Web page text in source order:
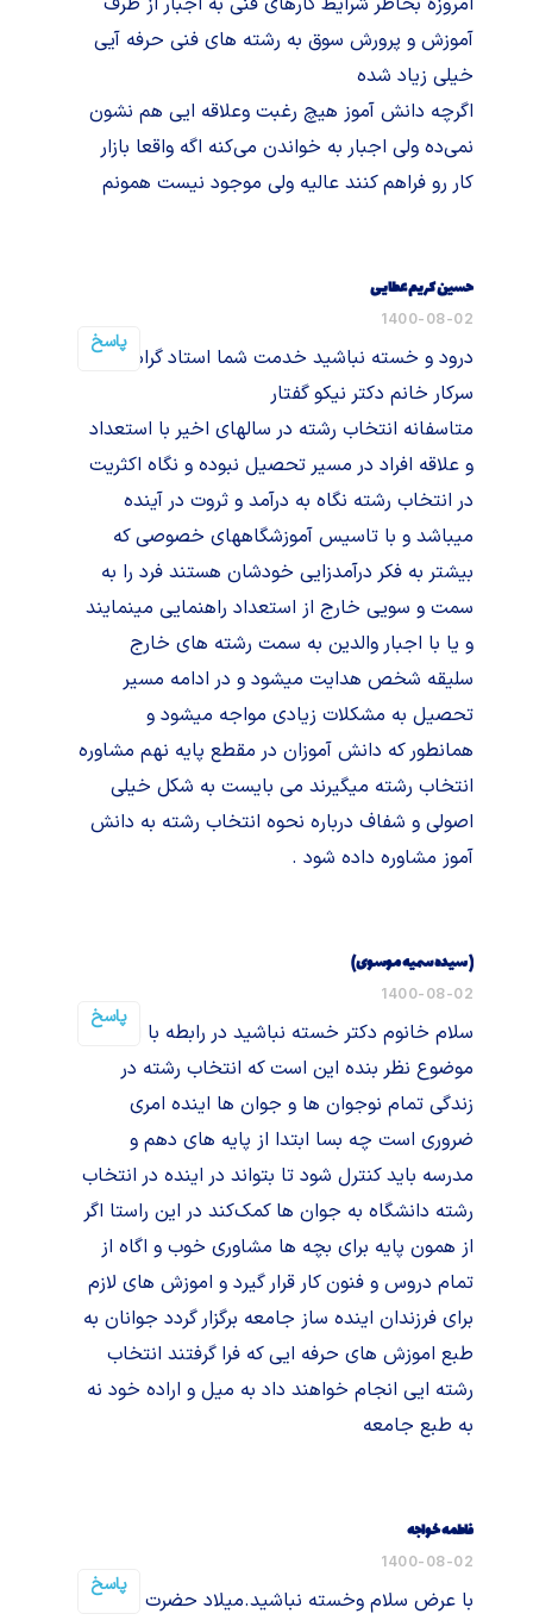
آموزش و پرورش سوق به رشته های فنی حرفه آیی
خیلی زیاد شده
اگرچه دانش آموز هیچ رغبت وعلاقه ایی هم نشون
نمی‌ده ولی اجبار به خواندن می‌کنه اگه واقعا بازار
کار رو فراهم کنند عالیه ولی موجود نیست همونم
حسین کریم عطایی
1400-08-02
پاسخ
درود و خسته نباشید خدمت شما استاد گرامی
سرکار خانم دکتر نیکو گفتار
متاسفانه انتخاب رشته در سالهای اخیر با استعداد
و علاقه افراد در مسیر تحصیل نبوده و نگاه اکثریت
در انتخاب رشته نگاه به درآمد و ثروت در آینده
میباشد و با تاسیس آموزشگاههای خصوصی که
بیشتر به فکر درآمدزایی خودشان هستند فرد را به
سمت و سویی خارج از استعداد راهنمایی مینمایند
و یا با اجبار والدین به سمت رشته های خارج
سلیقه شخص هدایت میشود و در ادامه مسیر
تحصیل به مشکلات زیادی مواجه میشود و
همانطور که دانش آموزان در مقطع پایه نهم مشاوره
انتخاب رشته میگیرند می بایست به شکل خیلی
اصولی و شفاف درباره نحوه انتخاب رشته به دانش
آموز مشاوره داده شود .
( سیده سمیه موسوی)
1400-08-02
پاسخ
سلام خانوم دکتر خسته نباشید در رابطه با این
موضوع نظر بنده این است که انتخاب رشته در
زندگی تمام نوجوان ها و جوان ها اینده امری
ضروری است چه بسا ابتدا از پایه های دهم و
مدرسه باید کنترل شود تا بتواند در اینده در انتخاب
رشته دانشگاه به جوان ها کمک‌کند در این راستا اگر
از همون پایه برای بچه ها مشاوری خوب و اگاه از
تمام دروس و فنون کار قرار گیرد و اموزش های لازم
برای فرزندان اینده ساز جامعه برگزار گردد جوانان به
طبع اموزش های حرفه ایی که فرا گرفتند انتخاب
رشته ایی انجام خواهند داد به میل و اراده خود نه
به طبع جامعه
فاطمه خواجه
1400-08-02
پاسخ
با عرض سلام وخسته نباشید.میلاد حضرت رسول